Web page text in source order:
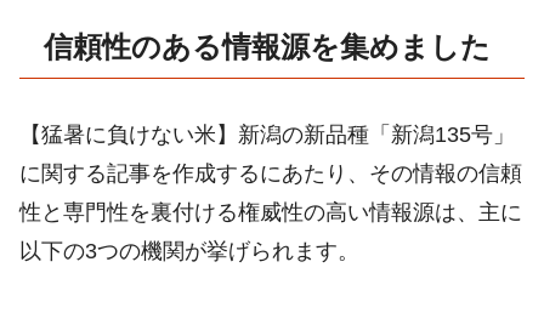
信頼性のある情報源を集めました
【猛暑に負けない米】新潟の新品種「新潟135号」
に関する記事を作成するにあたり、その情報の信頼
性と専門性を裏付ける権威性の高い情報源は、主に
以下の3つの機関が挙げられます。